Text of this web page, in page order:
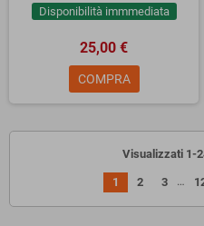
Disponibilità immmediata
25,00 €
COMPRA
Visualizzati 1-
1 2 3 …